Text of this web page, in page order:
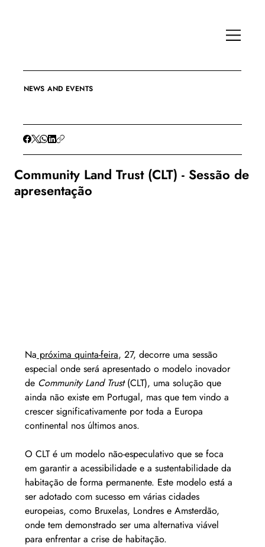
NEWS AND EVENTS
Community Land Trust (CLT) - Sessão de
apresentação
Na próxima quinta-feira, 27, decorre uma sessão
especial onde será apresentado o modelo inovador
de Community Land Trust (CLT), uma solução que
ainda não existe em Portugal, mas que tem vindo a
crescer significativamente por toda a Europa
continental nos últimos anos.
O CLT é um modelo não-especulativo que se foca
em garantir a acessibilidade e a sustentabilidade da
habitação de forma permanente. Este modelo está a
ser adotado com sucesso em várias cidades
europeias, como Bruxelas, Londres e Amsterdão,
onde tem demonstrado ser uma alternativa viável
para enfrentar a crise de habitação.